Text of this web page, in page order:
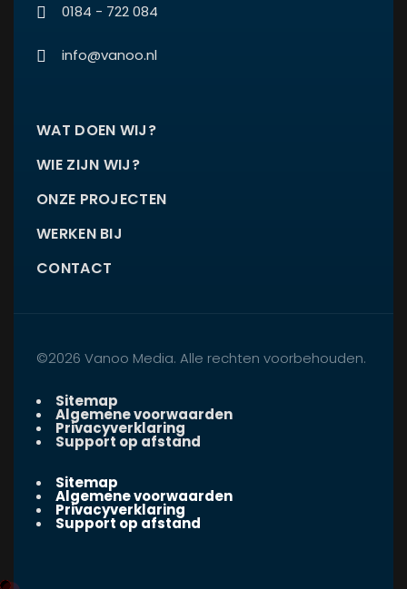
0184 - 722 084
info@vanoo.nl
WAT DOEN WIJ?
WIE ZIJN WIJ?
ONZE PROJECTEN
WERKEN BIJ
CONTACT
©2026 Vanoo Media. Alle rechten voorbehouden.
Sitemap
Algemene voorwaarden
Privacyverklaring
Support op afstand
Sitemap
Algemene voorwaarden
Privacyverklaring
Support op afstand